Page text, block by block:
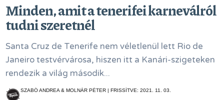
Minden, amit a tenerifei karneválról
tudni szeretnél
Santa Cruz de Tenerife nem véletlenül lett Rio de
Janeiro testvérvárosa, hiszen itt a Kanári-szigeteken
rendezik a világ második...
SZABÓ ANDREA & MOLNÁR PÉTER | FRISSÍTVE: 2021. 11. 03.